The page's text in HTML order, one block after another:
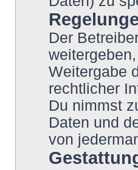
Der
Weitergabe
rechtlicher
Du nimmst
Daten und
von